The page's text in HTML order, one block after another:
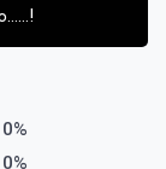
0%
0%